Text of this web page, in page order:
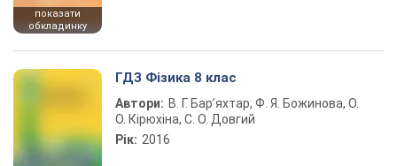
показати
обкладинку
ГДЗ Фізика 8 клас
Автори: В. Г. Бар’яхтар, Ф. Я. Божинова, О.
О. Кірюхіна, С. О. Довгий
Рік: 2016